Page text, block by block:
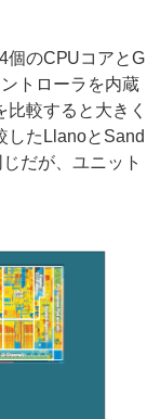
のCPUコアとG
トローラを内蔵
較すると大きく
したLlanoとSand
だが、ユニット